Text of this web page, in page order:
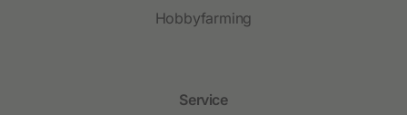
Hobbyfarming
Service